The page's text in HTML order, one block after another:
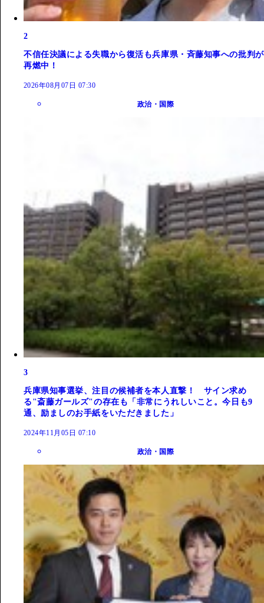
2
不信任決議による失職から復活も兵庫県・斉藤知事への批判が
再燃中！
2026年08月07日 07:30
政治・国際
3
兵庫県知事選挙、注目の候補者を本人直撃！ サイン求め
る"斎藤ガールズ"の存在も「非常にうれしいこと。今日も9
通、励ましのお手紙をいただきました」
2024年11月05日 07:10
政治・国際